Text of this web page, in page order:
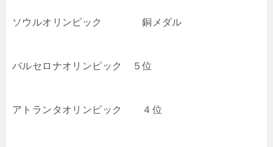
ソウルオリンピック 銅メダル
バルセロナオリンピック ５位
アトランタオリンピック ４位